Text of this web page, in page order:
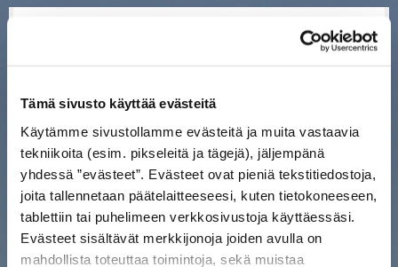
Tämä sivusto käyttää evästeitä
Käytämme sivustollamme evästeitä ja muita vastaavia
tekniikoita (esim. pikseleitä ja tägejä), jäljempänä
yhdessä ”evästeet”. Evästeet ovat pieniä tekstitiedostoja,
joita tallennetaan päätelaitteeseesi, kuten tietokoneeseen,
tablettiin tai puhelimeen verkkosivustoja käyttäessäsi.
Evästeet sisältävät merkkijonoja joiden avulla on
mahdollista toteuttaa toimintoja, sekä muistaa